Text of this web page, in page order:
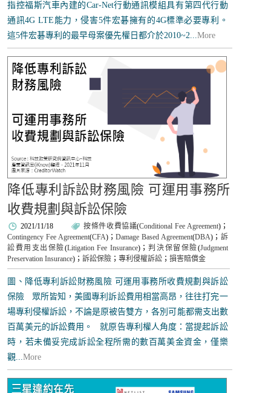
指控福斯汽車內建的Car-Net行動通訊模組具有第四代行動
通訊4G LTE能力，侵害5件宏碁擁有的4G標準必要專利。
這5件宏碁專利的最早母案優先權日都介於2010~2...More
降低專利訴訟財務風險 可運用事務所
收費規劃與訴訟保險
2021/11/18 按條件收費協議(Conditional Fee Agreement)；
Contingency Fee Agreement(CFA)；Damage Based Agreement(DBA)； 訴
訟費用支出保險(Litigation Fee Insurance)； 判決保留保險(Judgment
Preservation Insurance)；訴訟保險 ；專利侵權訴訟 ；損害賠償金
圖、降低專利訴訟財務風險 可運用事務所收費規劃與訴訟
保險 眾所皆知，美國專利訴訟費用相當高昂，往往打完一
場專利侵權訴訟，不論是原被告雙方，各別可能都需支出數
百萬美元的訴訟費用。 就原告專利權人角度：當提起訴訟
時，若未備妥完成訴訟全程所需的數百萬美金資金，僅樂
觀...More